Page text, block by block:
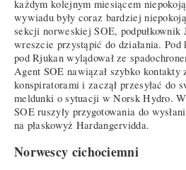
każdym kolejnym miesiącem
wywiadu były coraz bardziej
sekcji norweskiej SOE, podpułkownik
wreszcie przystąpić do działania. Pod
pod Rjukan wylądował ze
Agent SOE nawiązał szybko kontakty
konspiratorami i zaczął przesyłać do
meldunki o sytuacji w Norsk Hydro.
SOE ruszyły przygotowania do
na płaskowyż Hardangervidda.
Norwescy cichociemni